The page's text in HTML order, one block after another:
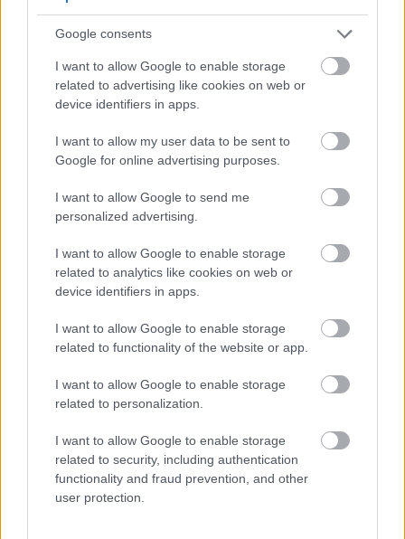
Google consents
I want to allow Google to enable storage
related to advertising like cookies on web or
device identifiers in apps.
I want to allow my user data to be sent to
Google for online advertising purposes.
I want to allow Google to send me
personalized advertising.
I want to allow Google to enable storage
related to analytics like cookies on web or
device identifiers in apps.
I want to allow Google to enable storage
related to functionality of the website or app.
I want to allow Google to enable storage
related to personalization.
I want to allow Google to enable storage
related to security, including authentication
functionality and fraud prevention, and other
user protection.
kapott Oscar-díjat.
A tiszteletbeli Oscarok korábbi díjazottjai
között olyan sztárok szerepeltek, mint
Francis Ford Coppola, Angelina Jolie és Steve
Laureen Bacall.
SZEMBE MERSZ NÉZNI AZZAL, AKIVÉ